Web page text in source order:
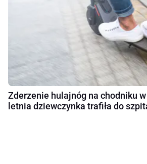
Zderzenie hulajnóg na chodniku
letnia dziewczynka trafiła do